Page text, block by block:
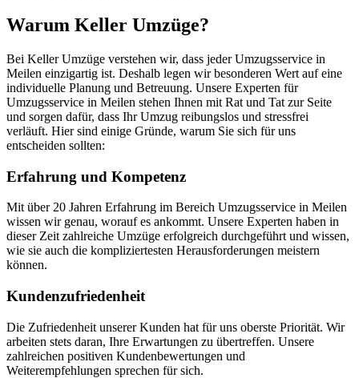
Warum Keller Umzüge?
Bei Keller Umzüge verstehen wir, dass jeder Umzugsservice in
Meilen einzigartig ist. Deshalb legen wir besonderen Wert auf eine
individuelle Planung und Betreuung. Unsere Experten für
Umzugsservice in Meilen stehen Ihnen mit Rat und Tat zur Seite
und sorgen dafür, dass Ihr Umzug reibungslos und stressfrei
verläuft. Hier sind einige Gründe, warum Sie sich für uns
entscheiden sollten:
Erfahrung und Kompetenz
Mit über 20 Jahren Erfahrung im Bereich Umzugsservice in Meilen
wissen wir genau, worauf es ankommt. Unsere Experten haben in
dieser Zeit zahlreiche Umzüge erfolgreich durchgeführt und wissen,
wie sie auch die kompliziertesten Herausforderungen meistern
können.
Kundenzufriedenheit
Die Zufriedenheit unserer Kunden hat für uns oberste Priorität. Wir
arbeiten stets daran, Ihre Erwartungen zu übertreffen. Unsere
zahlreichen positiven Kundenbewertungen und
Weiterempfehlungen sprechen für sich.